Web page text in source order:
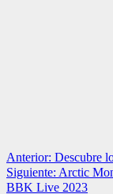
Navegación
de
Anterior: Descubre
Siguiente: Arctic
BBK Live 2023